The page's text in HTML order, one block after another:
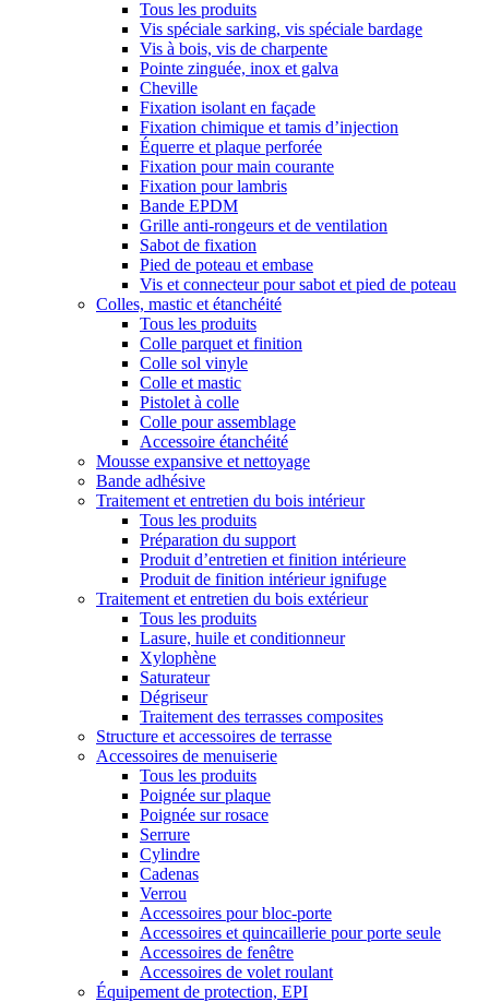
Tous les produits
Vis spéciale sarking, vis spéciale bardage
Vis à bois, vis de charpente
Pointe zinguée, inox et galva
Cheville
Fixation isolant en façade
Fixation chimique et tamis d’injection
Équerre et plaque perforée
Fixation pour main courante
Fixation pour lambris
Bande EPDM
Grille anti-rongeurs et de ventilation
Sabot de fixation
Pied de poteau et embase
Vis et connecteur pour sabot et pied de poteau
Colles, mastic et étanchéité
Tous les produits
Colle parquet et finition
Colle sol vinyle
Colle et mastic
Pistolet à colle
Colle pour assemblage
Accessoire étanchéité
Mousse expansive et nettoyage
Bande adhésive
Traitement et entretien du bois intérieur
Tous les produits
Préparation du support
Produit d’entretien et finition intérieure
Produit de finition intérieur ignifuge
Traitement et entretien du bois extérieur
Tous les produits
Lasure, huile et conditionneur
Xylophène
Saturateur
Dégriseur
Traitement des terrasses composites
Structure et accessoires de terrasse
Accessoires de menuiserie
Tous les produits
Poignée sur plaque
Poignée sur rosace
Serrure
Cylindre
Cadenas
Verrou
Accessoires pour bloc-porte
Accessoires et quincaillerie pour porte seule
Accessoires de fenêtre
Accessoires de volet roulant
Équipement de protection, EPI